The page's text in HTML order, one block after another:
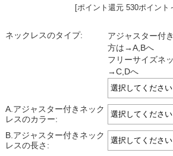
[ポイント還元 530ポイント
ネックレスのタイプ:
アジャスター付
方は→A,Bへ
フリーサイズネ
→C,Dへ
A.アジャスター付きネック
レスのカラー:
B.アジャスター付きネック
レスの長さ: